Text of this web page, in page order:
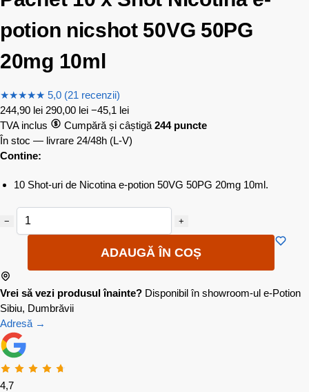
potion nicshot 50VG 50PG
20mg 10ml
★★★★★ 5,0 (21 recenzii)
244,90 lei 290,00 lei −45,1 lei
TVA inclus
Cumpără și câștigă 244 puncte
În stoc — livrare 24/48h (L-V)
Contine:
10 Shot-uri de Nicotina e-potion 50VG 50PG 20mg 10ml.
− +
ADAUGĂ ÎN COȘ
Vrei să vezi produsul înainte? Disponibil în showroom-ul e-Potion
Sibiu, Dumbrăvii
Adresă →
4,7